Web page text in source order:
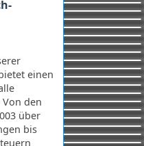
einen
den
über
bis